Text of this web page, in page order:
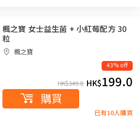
楓之寶 女士益生菌 + 小紅莓配方 30
粒
楓之寶
43% off
HK$349.0 HK$199.0
購買
已有10人購買